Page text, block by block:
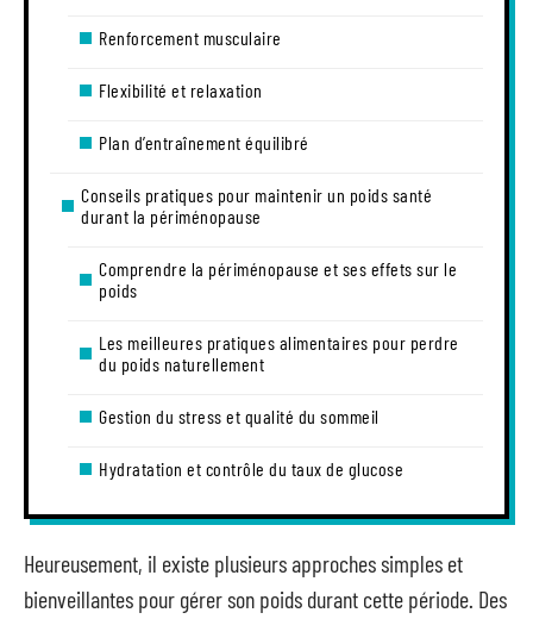
Renforcement musculaire
Flexibilité et relaxation
Plan d’entraînement équilibré
Conseils pratiques pour maintenir un poids santé
durant la périménopause
Comprendre la périménopause et ses effets sur le
poids
Les meilleures pratiques alimentaires pour perdre
du poids naturellement
Gestion du stress et qualité du sommeil
Hydratation et contrôle du taux de glucose
Heureusement, il existe plusieurs approches simples et
bienveillantes pour gérer son poids durant cette période. Des